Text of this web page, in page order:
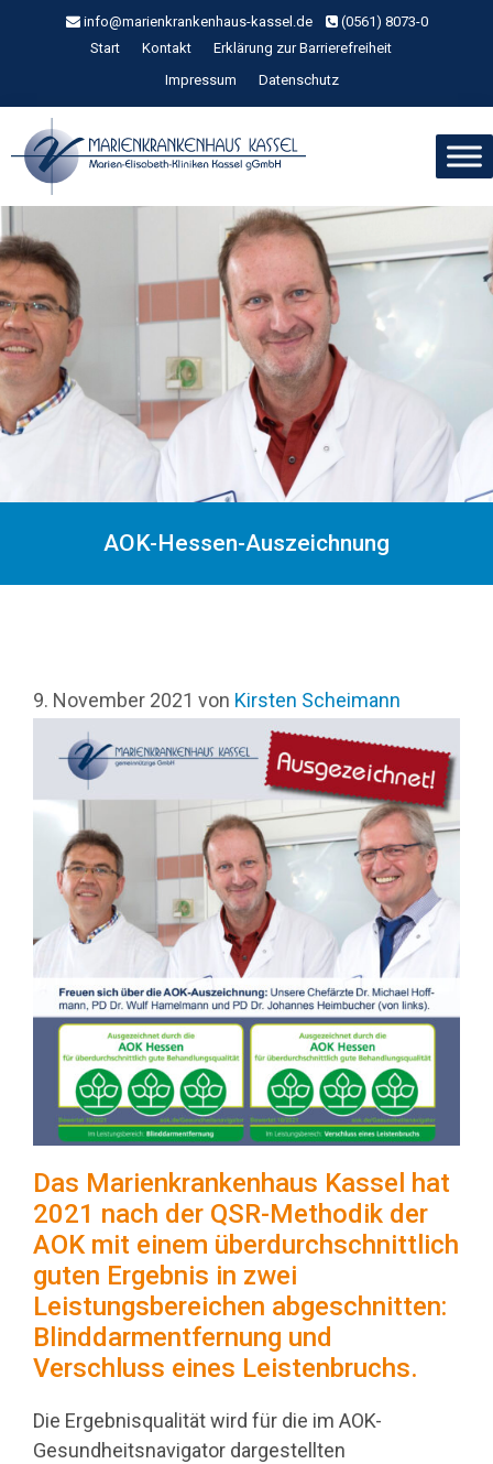
info@marienkrankenhaus-kassel.de
(0561) 8073-0
Start
Kontakt
Erklärung zur Barrierefreiheit
Impressum
Datenschutz
AOK-Hessen-Auszeichnung
9. November 2021 von Kirsten Scheimann
Das Marienkrankenhaus Kassel hat
2021 nach der QSR-Methodik der
AOK mit einem überdurchschnittlich
guten Ergebnis in zwei
Leistungsbereichen abgeschnitten:
Blinddarmentfernung und
Verschluss eines Leistenbruchs.
Die Ergebnisqualität wird für die im AOK-
Gesundheitsnavigator dargestellten